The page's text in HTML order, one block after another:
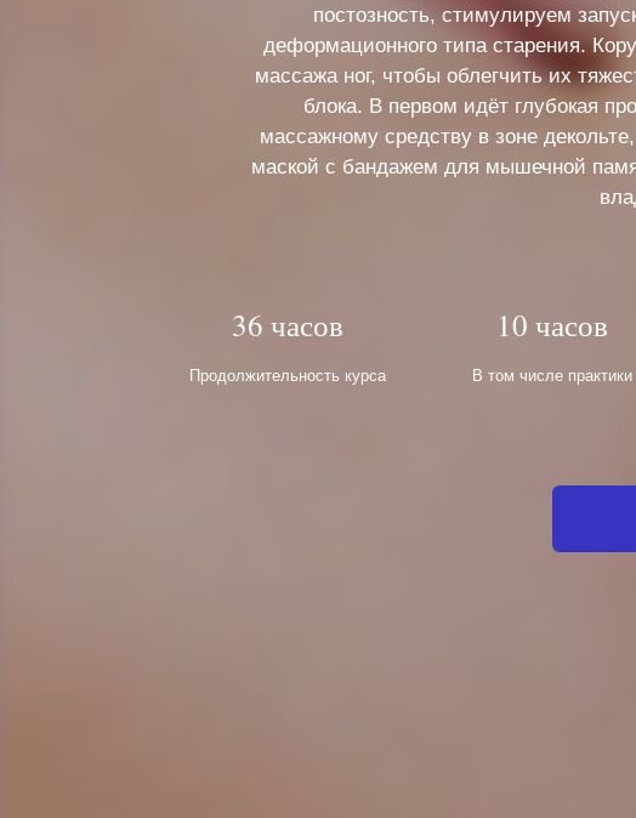
постозность, стимулируем
деформационного типа старения.
массажа ног, чтобы облегчить их
блока. В первом идёт глубокая
массажному средству в зоне
маской с бандажем для мышечной
36 часов
Продолжительность курса
10 часов
В том числе практики